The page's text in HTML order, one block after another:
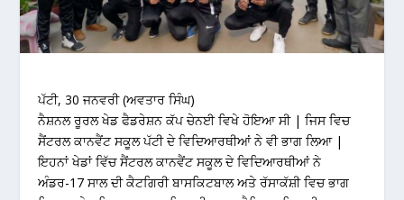
ਪੱਟੀ, 30 ਜਨਵਰੀ (ਅਵਤਾਰ ਸਿੰਘ)
ਨੈਸ਼ਨਲ ਰੂਰਲ ਖੇਡ ਫੈਡਰੇਸ਼ਨ ਕੱਪ ਚੇਨਈ ਵਿਖੇ ਹੋਇਆ ਸੀ | ਜਿਸ ਵਿਚ
ਸੈਂਟਰਲ ਕਾਨਵੈਂਟ ਸਕੂਲ ਪੱਟੀ ਦੇ ਵਿਦਿਆਰਥੀਆਂ ਨੇ ਵੀ ਭਾਗ ਲਿਆ |
ਇਹਨਾਂ ਖੇਡਾਂ ਵਿੱਚ ਸੈਂਟਰਲ ਕਾਨਵੈਂਟ ਸਕੂਲ ਦੇ ਵਿਦਿਆਰਥੀਆਂ ਨੇ
ਅੰਡਰ-17 ਸਾਲ ਦੀ ਕੈਟਗਿਰੀ ਬਾਸਕਿਟਬਾਲ ਅਤੇ ਰੱਸਾਕੱਸ਼ੀ ਵਿਚ ਭਾਗ